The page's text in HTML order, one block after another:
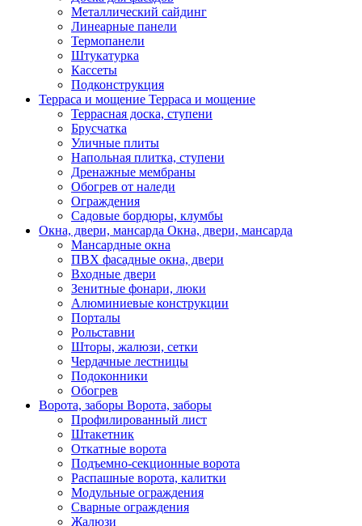
Металлический сайдинг
Линеарные панели
Термопанели
Штукатурка
Кассеты
Подконструкция
Терраса и мощение Терраса и мощение
Террасная доска, ступени
Брусчатка
Уличные плиты
Напольная плитка, ступени
Дренажные мембраны
Обогрев от наледи
Ограждения
Садовые бордюры, клумбы
Окна, двери, мансарда Окна, двери, мансарда
Мансардные окна
ПВХ фасадные окна, двери
Входные двери
Зенитные фонари, люки
Алюминиевые конструкции
Порталы
Рольставни
Шторы, жалюзи, сетки
Чердачные лестницы
Подоконники
Обогрев
Ворота, заборы Ворота, заборы
Профилированный лист
Штакетник
Откатные ворота
Подъемно-секционные ворота
Распашные ворота, калитки
Модульные ограждения
Сварные ограждения
Жалюзи